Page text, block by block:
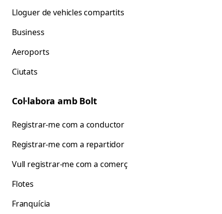
Lloguer de vehicles compartits
Business
Aeroports
Ciutats
Col·labora amb Bolt
Registrar-me com a conductor
Registrar-me com a repartidor
Vull registrar-me com a comerç
Flotes
Franquícia